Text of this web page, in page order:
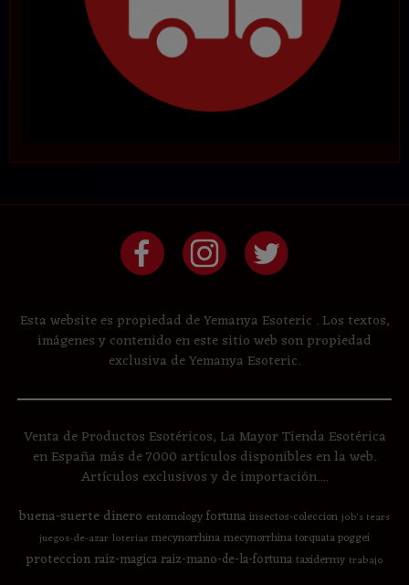
Esta website es propiedad de Yemanya Esoteric . Los textos,
imágenes y contenido en este sitio web son propiedad
exclusiva de Yemanya Esoteric.
Venta de Productos Esotéricos, La Mayor Tienda Esotérica
en España más de 7000 artículos disponibles en la web.
Artículos exclusivos y de importación....
buena-suertedinero entomologyfortunainsectos-coleccion job's tears
juegos-de-azar loterias mecynorrhinamecynorrhina torquata poggei
proteccion raiz-magica raiz-mano-de-la-fortunataxidermy trabajo